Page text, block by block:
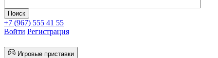
+7 (967) 555 41 55
Войти Регистрация
Игровые приставки